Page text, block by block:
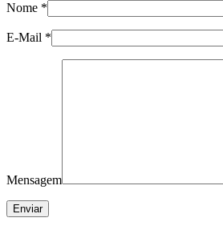
Nome *
E-Mail *
Mensagem